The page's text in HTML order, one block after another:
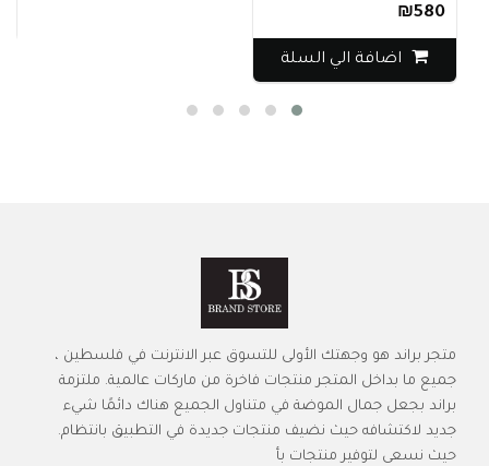
₪580
اضافة الي السلة
متجر براند هو وجهتك الأولى للتسوق عبر الانترنت في فلسطين ،
جميع ما بداخل المتجر منتجات فاخرة من ماركات عالمية. ملتزمة
براند بجعل جمال الموضة في متناول الجميع هناك دائمًا شيء
جديد لاكتشافه حيث نضيف منتجات جديدة في التطبيق بانتظام.
حيث نسعى لتوفير منتجات بأ